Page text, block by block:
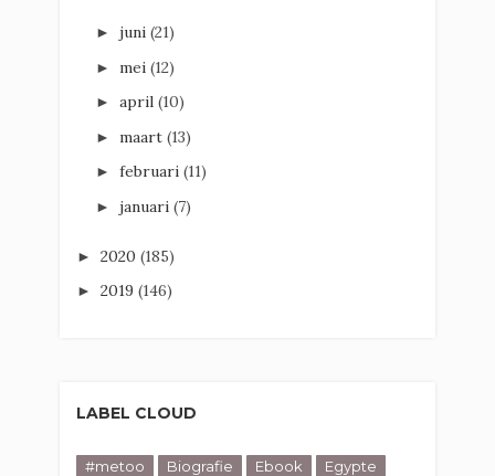
► juni (21)
► mei (12)
► april (10)
► maart (13)
► februari (11)
► januari (7)
► 2020 (185)
► 2019 (146)
LABEL CLOUD
#metoo Biografie Ebook
Egypte